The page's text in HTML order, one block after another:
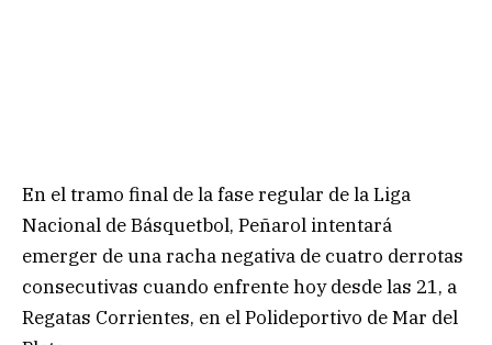
En el tramo final de la fase regular de la Liga
Nacional de Básquetbol, Peñarol intentará
emerger de una racha negativa de cuatro derrotas
consecutivas cuando enfrente hoy desde las 21, a
Regatas Corrientes, en el Polideportivo de Mar del